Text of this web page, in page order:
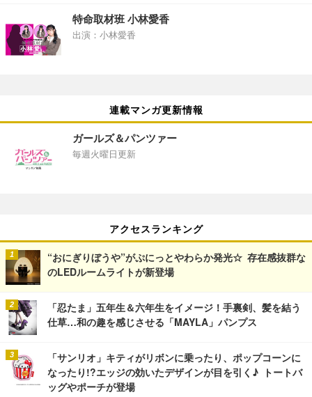
特命取材班 小林愛香
出演：小林愛香
連載マンガ更新情報
ガールズ＆パンツァー
毎週火曜日更新
アクセスランキング
“おにぎりぼうや”がぷにっとやわらか発光☆ 存在感抜群な
のLEDルームライトが新登場
「忍たま」五年生＆六年生をイメージ！手裏剣、髪を結う
仕草…和の趣を感じさせる「MAYLA」パンプス
「サンリオ」キティがリボンに乗ったり、ポップコーンに
なったり!?エッジの効いたデザインが目を引く♪ トートバ
ッグやポーチが登場